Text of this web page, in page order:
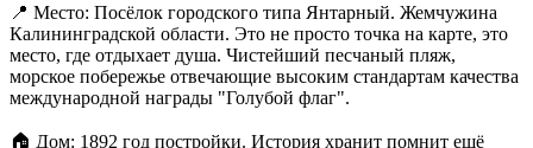
📍 Место: Посёлок городского типа Янтарный. Жемчужина
Калининградской области. Это не просто точка на карте, это
место, где отдыхает душа. Чистейший песчаный пляж,
морское побережье отвечающие высоким стандартам качества
международной награды "Голубой флаг".
🏠 Дом: 1892 год постройки. История хранит помнит ещё